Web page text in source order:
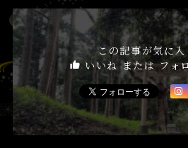
この記事が気に入
いいね または フォ